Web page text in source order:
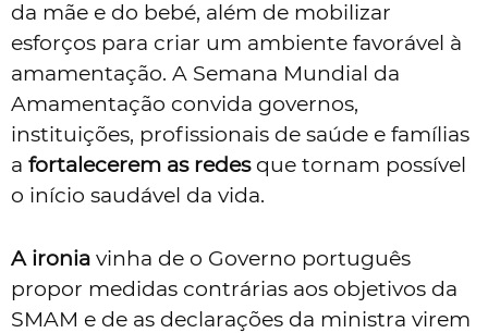
da mãe e do bebé, além de mobilizar
esforços para criar um ambiente favorável à
amamentação. A Semana Mundial da
Amamentação convida governos,
instituições, profissionais de saúde e famílias
a fortalecerem as redesque tornam possível
o início saudável da vida.
A ironia vinha de o Governo português
propor medidas contrárias aos objetivos da
SMAM e de as declarações da ministra virem